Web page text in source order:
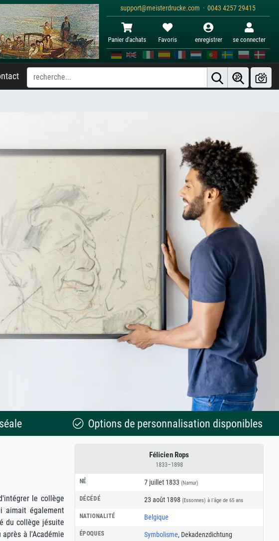
support@meisterdrucke.com · 0043 4257 29415
Panier d'achats Favoris enregistrer se connecter
Options de personnalisation disponibles
Félicien Rops
1833–1898
NÉ 7 juillet 1833 (Namur)
DÉCÉDÉ 23 août 1898 (Essonnes) à l'âge de 65 ans
NATIONALITÉ Belgique
ÉPOQUES Symbolisme, Dekadenzdichtung
le collège
aimait également
du collège jésuite
à l'Académie